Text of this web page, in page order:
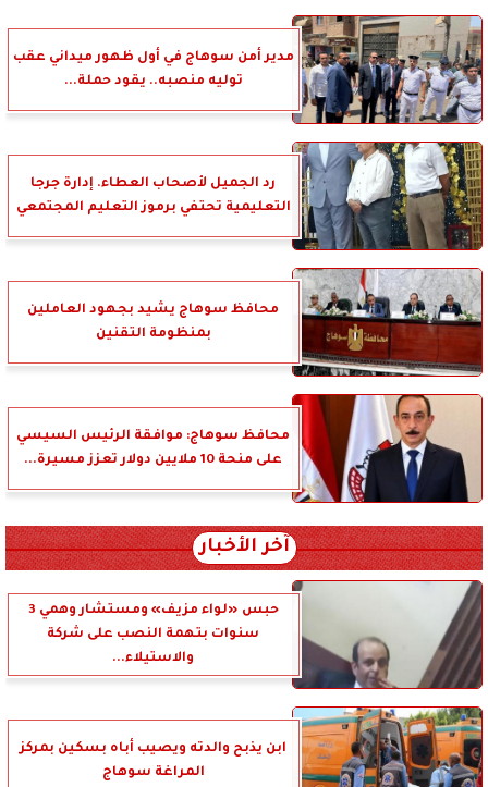
مدير أمن سوهاج في أول ظهور ميداني عقب
توليه منصبه.. يقود حملة...
رد الجميل لأصحاب العطاء. إدارة جرجا
التعليمية تحتفي برموز التعليم المجتمعي
محافظ سوهاج يشيد بجهود العاملين
بمنظومة التقنين
محافظ سوهاج: موافقة الرئيس السيسي
على منحة 10 ملايين دولار تعزز مسيرة...
آخر الأخبار
حبس «لواء مزيف» ومستشار وهمي 3
سنوات بتهمة النصب على شركة
والاستيلاء...
ابن يذبح والدته ويصيب أباه بسكين بمركز
المراغة سوهاج